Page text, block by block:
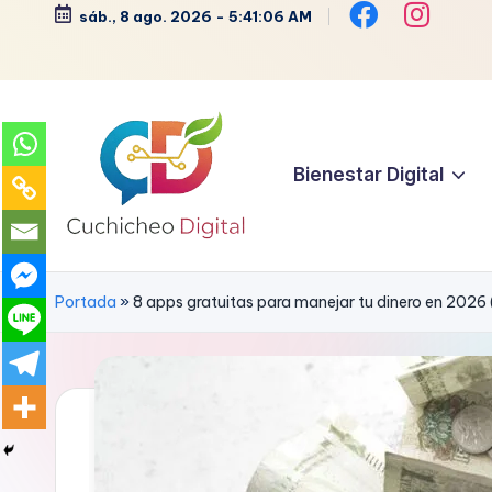
contenido
sáb., 8 ago. 2026 - 5:41:07 AM
C
u
h
Moda,
Zen
Bienestar Digital
Portada »8 apps gratuitas para manejar tu dinero en 2026